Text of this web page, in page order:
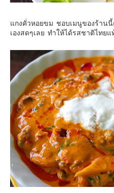
Events & PR News
About Us
Contact & Support Us
แกงคั่วหอยขม ชอบเมนูของร้าน
เองสดๆเลย ทำให้ได้รสชาติไทย